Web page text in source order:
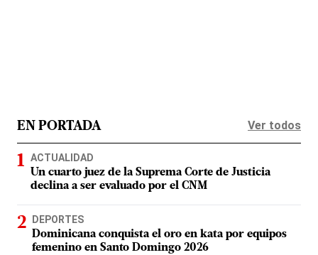
EN PORTADA Ver todos
ACTUALIDAD
Un cuarto juez de la Suprema Corte de Justicia
declina a ser evaluado por el CNM
DEPORTES
Dominicana conquista el oro en kata por equipos
femenino en Santo Domingo 2026